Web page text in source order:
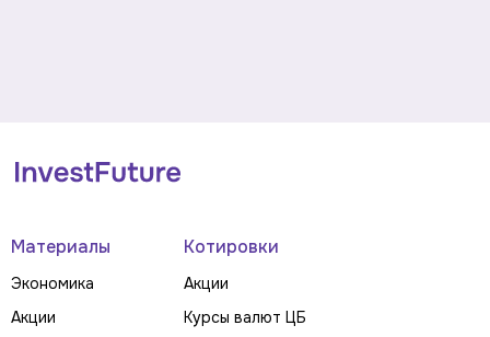
Материалы
Экономика
Акции
Котировки
Акции
Курсы валют ЦБ